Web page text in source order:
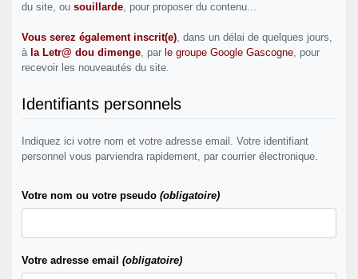
du site, ou souillarde , pour proposer du contenu...
Vous serez également inscrit(e), dans un délai de quelques jours,
à la Letr@ dou dimenge, par le groupe Google Gascogne, pour
recevoir les nouveautés du site.
Identifiants personnels
Indiquez ici votre nom et votre adresse email. Votre identifiant
personnel vous parviendra rapidement, par courrier électronique.
Votre nom ou votre pseudo (obligatoire)
Votre adresse email (obligatoire)